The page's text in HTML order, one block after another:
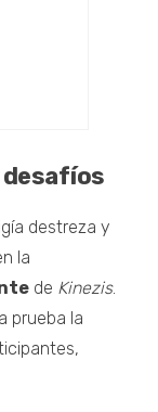
desafíos
destreza y
la
de Kinezis.
prueba la